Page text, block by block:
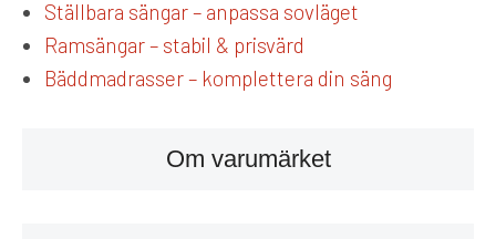
Om varumärket
Ställbara sängar – anpassa sovläget
Ramsängar – stabil & prisvärd
Bäddmadrasser – komplettera din säng